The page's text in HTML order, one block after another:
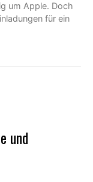
um Apple. Doch
für ein
und